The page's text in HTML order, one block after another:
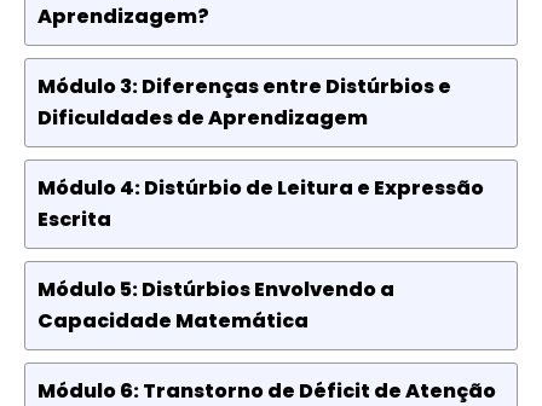
Aprendizagem?
Módulo 3: Diferenças entre Distúrbios e
Dificuldades de Aprendizagem
Módulo 4: Distúrbio de Leitura e Expressão
Escrita
Módulo 5: Distúrbios Envolvendo a
Capacidade Matemática
Módulo 6: Transtorno de Déficit de Atenção